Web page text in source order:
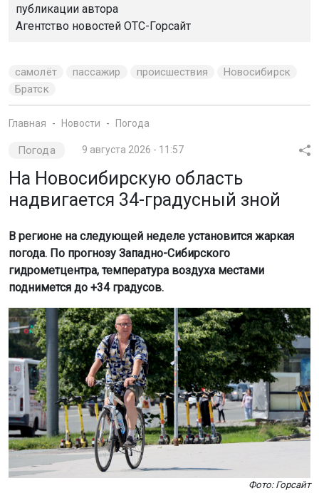
публикации автора
Агентство новостей ОТС-Горсайт
самолёт пассажир происшествия
Новосибирск
Братск
Главная Новости Погода
Погода 9 августа 2026 - 11:57
На Новосибирскую область
надвигается 34-градусный зной
В регионе на следующей неделе установится жаркая
погода. По прогнозу Западно-Сибирского
гидрометцентра, температура воздуха местами
поднимется до +34 градусов.
Фото: Горсайт